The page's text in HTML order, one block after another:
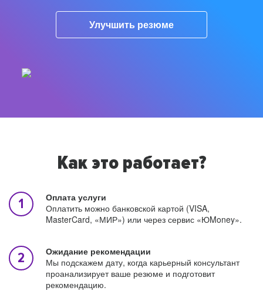
Улучшить резюме
Как это работает?
Оплата услуги
Оплатить можно банковской картой (VISA,
MasterCard, «МИР») или через сервис «ЮMoney».
Ожидание рекомендации
Мы подскажем дату, когда карьерный консультант
проанализирует ваше резюме и подготовит
рекомендацию.